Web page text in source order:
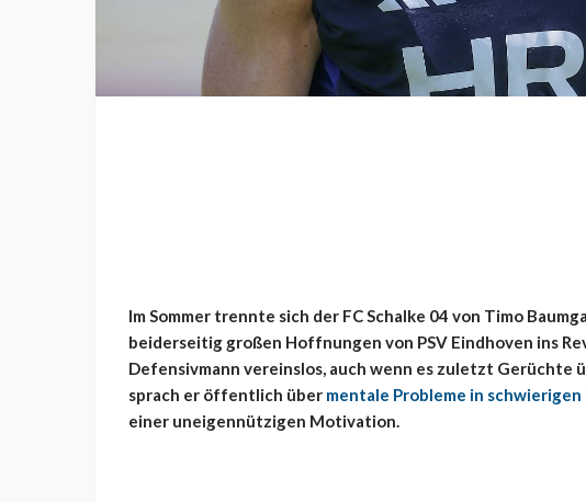
Im Sommer trennte sich der FC Schalke 04 von Timo
beiderseitig großen Hoffnungen von PSV Eindhoven ins
Defensivmann vereinslos, auch wenn es zuletzt Gerüchte
sprach er öffentlich über mentale Probleme in
einer uneigennützigen Motivation.